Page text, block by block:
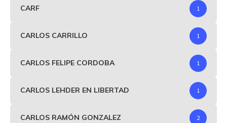
CARF 1
CARLOS CARRILLO 1
CARLOS FELIPE CORDOBA 1
CARLOS LEHDER EN LIBERTAD 1
CARLOS RAMÓN GONZALEZ 2